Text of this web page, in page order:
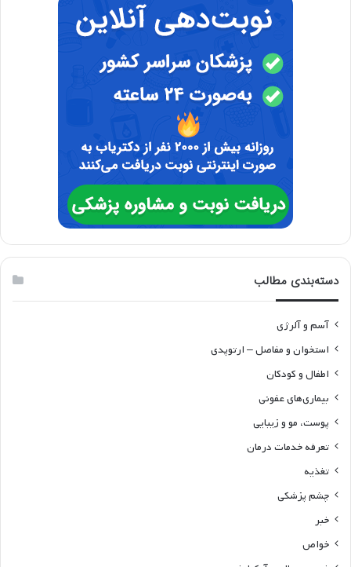
دسته‌بندی مطالب
آسم و آلرژی
استخوان و مفاصل – ارتوپدی
اطفال و کودکان
بیماری‌های عفونی
پوست، مو و زیبایی
تعرفه خدمات درمان
تغذیه
چشم پزشکی
خبر
خواص